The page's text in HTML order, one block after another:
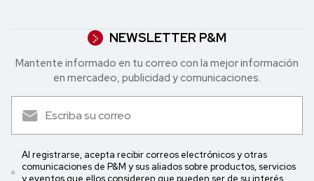
NEWSLETTER P&M
Mantente informado en tu correo con la mejor in formación
en mercadeo, publicidad y comunicaciones.
Al registrarse, acepta recibir correos electrónicos y otras
comunicaciones de P&M y sus aliados sobre productos, servicios